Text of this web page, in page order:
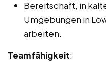
Bereitschaft, in
Umgebungen in
arbeiten.
Teamfähigkeit: